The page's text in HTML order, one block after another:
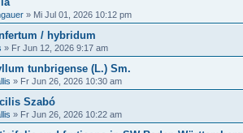
» Mi Jul 01, 2026 10:12 pm
/ hybridum
» Fr Jun 12, 2026 9:17 am
tunbrigense (L.) Sm.
» Fr Jun 26, 2026 10:30 am
Szabó
» Fr Jun 26, 2026 10:22 am